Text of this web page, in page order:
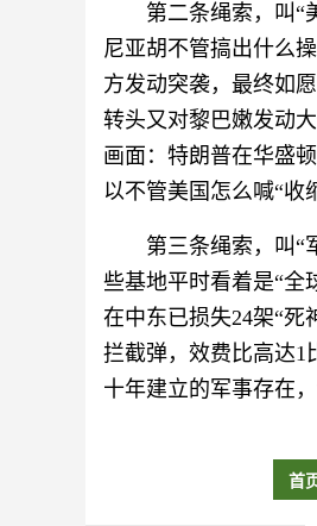
第二条绳索，叫“
尼亚胡不管搞出什么
方发动突袭，最终如
转头又对黎巴嫩发动
画面：特朗普在华盛
以不管美国怎么喊“收
第三条绳索，叫“
些基地平时看着是“全
在中东已损失24架“死
拦截弹，效费比高达1
十年建立的军事存在，
首